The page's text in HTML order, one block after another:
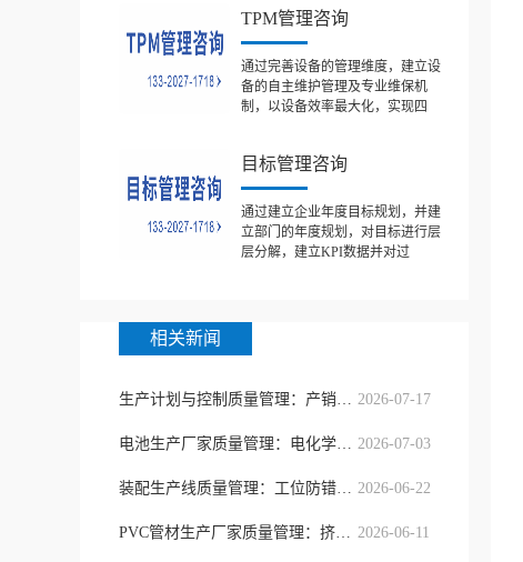
TPM管理咨询
通过完善设备的管理维度，建立设
备的自主维护管理及专业维保机
制，以设备效率最大化，实现四
目标管理咨询
通过建立企业年度目标规划，并建
立部门的年度规划，对目标进行层
层分解，建立KPI数据并对过
相关新闻
生产计划与控制质量管理：产销协同精 2026-07-17
电池生产厂家质量管理：电化学一致性 2026-07-03
装配生产线质量管理：工位防错与节拍 2026-06-22
PVC管材生产厂家质量管理：挤出制程 2026-06-11